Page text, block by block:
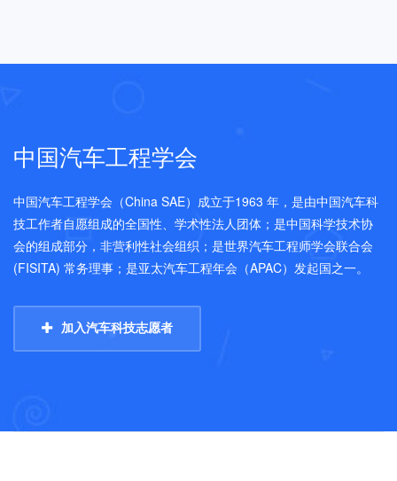
中国汽车工程学会
中国汽车工程学会（China SAE）成立于1963 年，是由中国汽车科
技工作者自愿组成的全国性、学术性法人团体；是中国科学技术协
会的组成部分，非营利性社会组织；是世界汽车工程师学会联合会
(FISITA) 常务理事；是亚太汽车工程年会（APAC）发起国之一。
加入汽车科技志愿者